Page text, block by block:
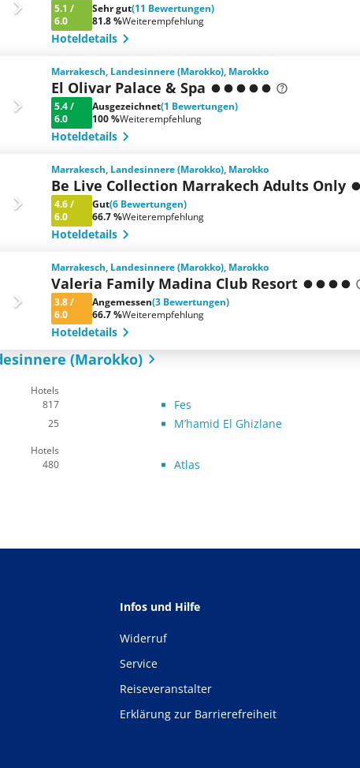
5.1 /
6.0
Sehr gut(11 Bewertungen)
81.8 %Weiterempfehlung
Hoteldetails
Marrakesch, Landesinnere (Marokko), Marokko
El Olivar Palace & Spa
5.4/
6.0
Ausgezeichnet(1 Bewertungen)
100 %Weiterempfehlung
Hoteldetails
Marrakesch, Landesinnere (Marokko), Marokko
Be Live Collection Marrakech Adults Only
4.6/
6.0
Gut(6 Bewertungen)
66.7 %Weiterempfehlung
Hoteldetails
Marrakesch, Landesinnere (Marokko), Marokko
Valeria Family Madina Club Resort
3.8/
6.0
Angemessen(3 Bewertungen)
66.7 %Weiterempfehlung
Hoteldetails
(Marokko)
Hotels
817 Fes
25 M’hamid El Ghizlane
Hotels
480 Atlas
Infos und Hilfe
Widerruf
Service
Reiseveranstalter
Erklärung zur Barrierefreiheit